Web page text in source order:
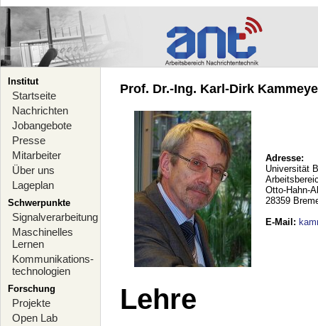
Institut
Startseite
Nachrichten
Jobangebote
Presse
Mitarbeiter
Über uns
Lageplan
Schwerpunkte
Signalverarbeitung
Maschinelles
Lernen
Kommunikations-
technologien
Forschung
Projekte
Open Lab
Prof. Dr.-Ing. Karl-Dirk
Adresse:
Universität
Otto-Hahn-
28359
E-Mail :
Lehre